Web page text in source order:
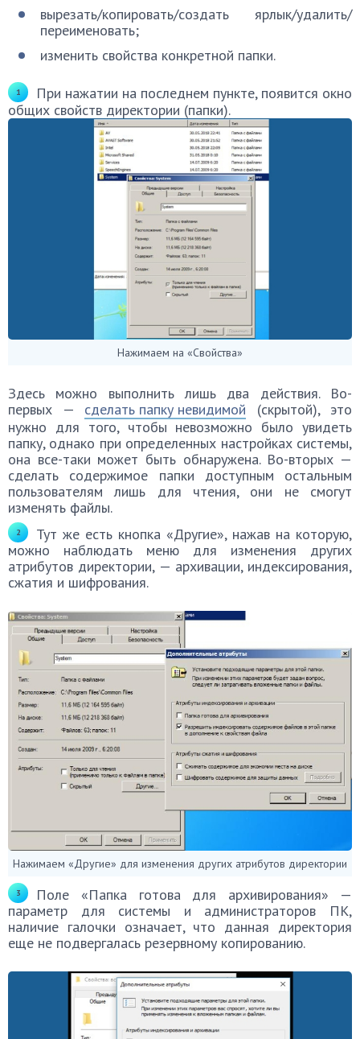
вырезать/копировать/создать ярлык/удалить/
переименовать;
изменить свойства конкретной папки.
При нажатии на последнем пункте, появится окно
общих свойств директории (папки).
Нажимаем на «Свойства»
Здесь можно выполнить лишь два действия. Во-
первых — сделать папку невидимой (скрытой), это
нужно для того, чтобы невозможно было увидеть
папку, однако при определенных настройках системы,
она все-таки может быть обнаружена. Во-вторых —
сделать содержимое папки доступным остальным
пользователям лишь для чтения, они не смогут
изменять файлы.
Тут же есть кнопка «Другие», нажав на которую,
можно наблюдать меню для изменения других
атрибутов директории, — архивации, индексирования,
сжатия и шифрования.
Нажимаем «Другие» для изменения других атрибутов директории
Поле «Папка готова для архивирования» —
параметр для системы и администраторов ПК,
наличие галочки означает, что данная директория
еще не подвергалась резервному копированию.